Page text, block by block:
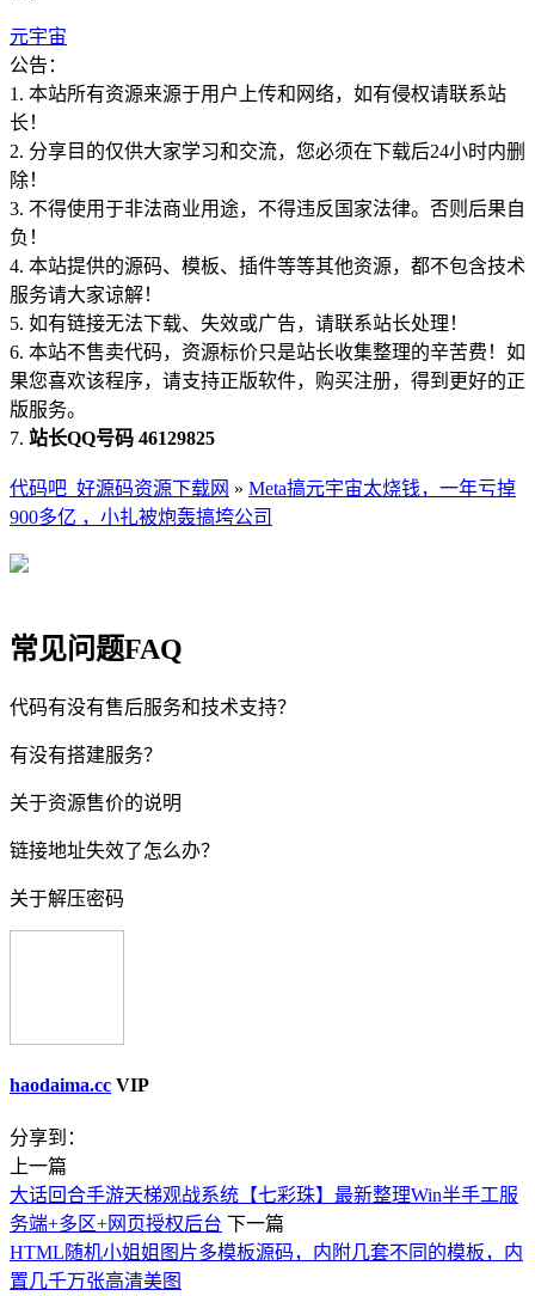
元宇宙
公告：
1. 本站所有资源来源于用户上传和网络，如有侵权请联系站
长！
2. 分享目的仅供大家学习和交流，您必须在下载后24小时内删
除！
3. 不得使用于非法商业用途，不得违反国家法律。否则后果自
负！
4. 本站提供的源码、模板、插件等等其他资源，都不包含技术
服务请大家谅解！
5. 如有链接无法下载、失效或广告，请联系站长处理！
6. 本站不售卖代码，资源标价只是站长收集整理的辛苦费！如
果您喜欢该程序，请支持正版软件，购买注册，得到更好的正
版服务。
7. 站长QQ号码 46129825
代码吧_好源码资源下载网 » Meta搞元宇宙太烧钱，一年亏掉
900多亿 ，小扎被炮轰搞垮公司
常见问题FAQ
代码有没有售后服务和技术支持？
有没有搭建服务？
关于资源售价的说明
链接地址失效了怎么办？
关于解压密码
haodaima.cc VIP
分享到：
上一篇
大话回合手游天梯观战系统【七彩珠】最新整理Win半手工服
务端+多区+网页授权后台 下一篇
HTML随机小姐姐图片多模板源码，内附几套不同的模板，内
置几千万张高清美图